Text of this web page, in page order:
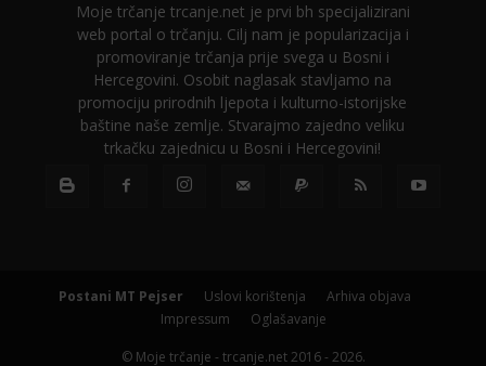
Moje trčanje trcanje.net je prvi bh specijalizirani
web portal o trčanju. Cilj nam je popularizacija i
promoviranje trčanja prije svega u Bosni i
Hercegovini. Osobit naglasak stavljamo na
promociju prirodnih ljepota i kulturno-istorijske
baštine naše zemlje. Stvarajmo zajedno veliku
trkačku zajednicu u Bosni i Hercegovini!
Postani MT Pejser Uslovi korištenja
Arhiva objava
Impressum
Oglašavanje
© Moje trčanje - trcanje.net 2016 - 2026.